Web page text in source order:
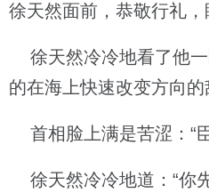
徐天然面前，恭敬行礼，
徐天然冷冷地看了他一
的在海上快速改变方向的
首相脸上满是苦涩：“
徐天然冷冷地道：“你